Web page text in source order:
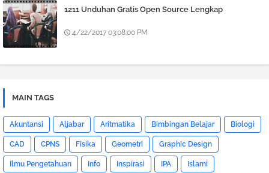
1211 Unduhan Gratis Open Source Lengkap
4/22/2017 03:08:00 PM
MAIN TAGS
Akuntansi Aljabar Aritmatika Bimbingan Belajar Biologi
CAD CPNS Fisika Geometri Graphic Design
Ilmu Pengetahuan Info Inspirasi IPA Islami